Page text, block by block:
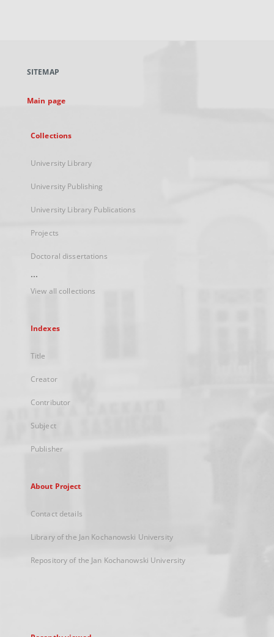
new
SITEMAP
Main page
Collections
University Library
University Publishing
University Library Publications
Projects
Doctoral dissertations
...
View all collections
Indexes
Title
Creator
Contributor
Subject
Publisher
About Project
Contact details
Library of the Jan Kochanowski University
Repository of the Jan Kochanowski University